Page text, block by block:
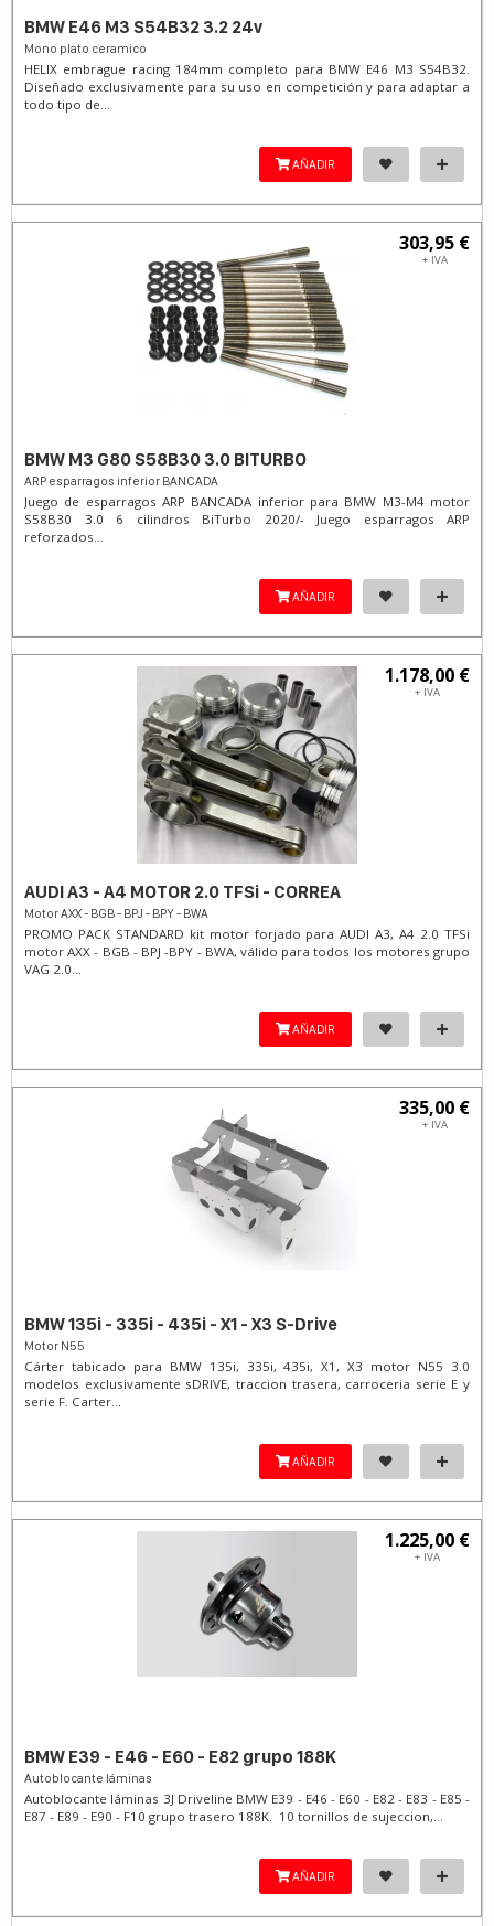
BMW E46 M3 S54B32 3.2 24v
Mono plato ceramico
HELIX embrague racing 184mm completo para BMW E46 M3 S54B32.
Diseñado exclusivamente para su uso en competición y para adaptar a
todo tipo de...
AÑADIR
303,95 €
+ IVA
BMW M3 G80 S58B30 3.0 BITURBO
ARP esparragos inferior BANCADA
Juego de esparragos ARP BANCADA inferior para BMW M3-M4 motor
S58B30 3.0 6 cilindros BiTurbo 2020/- Juego esparragos ARP
reforzados...
AÑADIR
1.178,00 €
+ IVA
AUDI A3 - A4 MOTOR 2.0 TFSi - CORREA
Motor AXX - BGB - BPJ - BPY - BWA
PROMO PACK STANDARD kit motor forjado para AUDI A3, A4 2.0 TFSi
motor AXX - BGB - BPJ -BPY - BWA, válido para todos los motores grupo
VAG 2.0...
AÑADIR
335,00 €
+ IVA
BMW 135i - 335i - 435i - X1 - X3 S-Drive
Motor N55
Cárter tabicado para BMW 135i, 335i, 435i, X1, X3 motor N55 3.0
modelos exclusivamente sDRIVE, traccion trasera, carroceria serie E y
serie F. Carter...
AÑADIR
1.225,00 €
+ IVA
BMW E39 - E46 - E60 - E82 grupo 188K
Autoblocante láminas
Autoblocante láminas 3J Driveline BMW E39 - E46 - E60 - E82 - E83 - E85 -
E87 - E89 - E90 - F10 grupo trasero 188K. 10 tornillos de sujeccion,...
AÑADIR